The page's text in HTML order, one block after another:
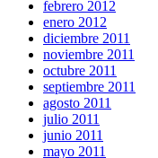
febrero 2012
enero 2012
diciembre 2011
noviembre 2011
octubre 2011
septiembre 2011
agosto 2011
julio 2011
junio 2011
mayo 2011